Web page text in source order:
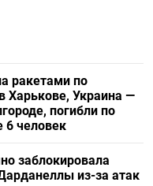
ракетами по
Харькове, Украина —
погибли по
человек
заблокировала
из-за атак